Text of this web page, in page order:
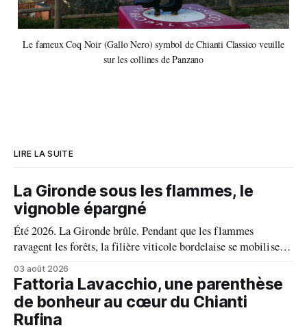
Le fameux Coq Noir (Gallo Nero) symbol de Chianti Classico veuille
sur les collines de Panzano
LIRE LA SUITE
La Gironde sous les flammes, le
vignoble épargné
Été 2026. La Gironde brûle. Pendant que les flammes
ravagent les forêts, la filière viticole bordelaise se mobilise,
fait front commun et fait preuve d'une solidarité exemplaire
face aux incendies. Les vignes, sont épargnées et le millésime
s'annonce prometteur. Le feu n'aura pas eu le dernier mot.
03 août 2026
Fattoria Lavacchio, une parenthèse
de bonheur au cœur du Chianti
Rufina